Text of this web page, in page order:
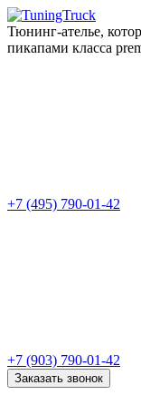
Тюнинг-ателье,
пикапами класса
+7 (495) 790-01-42
+7 (903) 790-01-42
Заказать звонок